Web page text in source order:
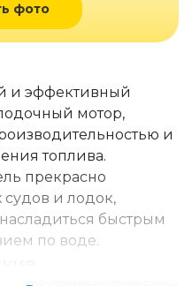
фото
и эффективный
мотор,
и
топлива.
прекрасно
и лодок,
быстрым
по воде.